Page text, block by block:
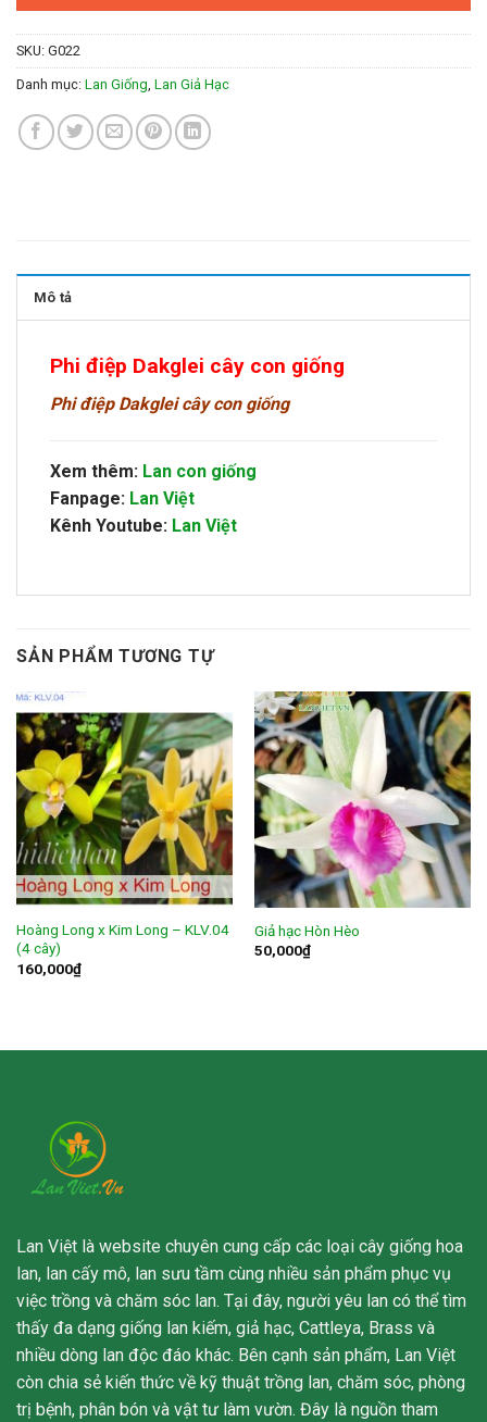
SKU: G022
Danh mục: Lan Giống Lan Giả Hạc
Mô tả
Phi điệp Dakglei cây con giống
Phi điệp Dakglei cây con giống
Xem thêm: Lan con giống
Fanpage: Lan Việt
Kênh Youtube: Lan Việt
SẢN PHẨM TƯƠNG TỰ
Hoàng Long x Kim Long – KLV.04
(4 cây)
160,000₫
Giả hạc Hòn Hèo
50,000₫
Lan Việt là website chuyên cung cấp các loại cây giống hoa
lan, lan cấy mô, lan sưu tầm cùng nhiều sản phẩm phục vụ
việc trồng và chăm sóc lan. Tại đây, người yêu lan có thể tìm
thấy đa dạng giống lan kiếm, giả hạc, Cattleya, Brass và
nhiều dòng lan độc đáo khác. Bên cạnh sản phẩm, Lan Việt
còn chia sẻ kiến thức về kỹ thuật trồng lan, chăm sóc, phòng
trị bệnh, phân bón và vật tư làm vườn. Đây là nguồn tham